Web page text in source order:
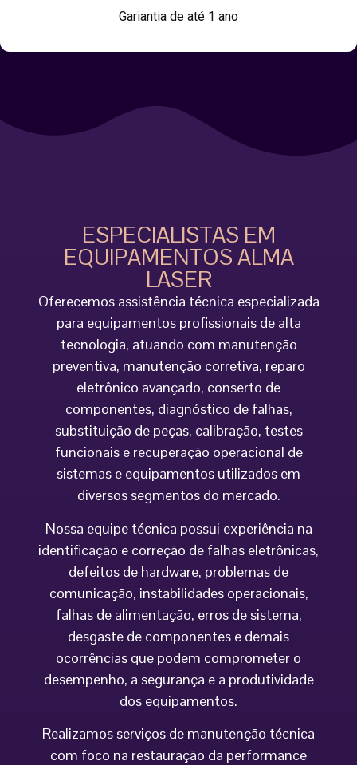
Gariantia de até 1 ano
ESPECIALISTAS EM
EQUIPAMENTOS ALMA
LASER
Oferecemos assistência técnica especializada
para equipamentos profissionais de alta
tecnologia, atuando com manutenção
preventiva, manutenção corretiva, reparo
eletrônico avançado, conserto de
componentes, diagnóstico de falhas,
substituição de peças, calibração, testes
funcionais e recuperação operacional de
sistemas e equipamentos utilizados em
diversos segmentos do mercado.
Nossa equipe técnica possui experiência na
identificação e correção de falhas eletrônicas,
defeitos de hardware, problemas de
comunicação, instabilidades operacionais,
falhas de alimentação, erros de sistema,
desgaste de componentes e demais
ocorrências que podem comprometer o
desempenho, a segurança e a produtividade
dos equipamentos.
Realizamos serviços de manutenção técnica
com foco na restauração da performance